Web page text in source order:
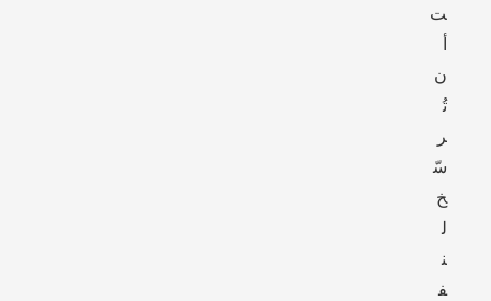
ت
ن
تُ
ر
سّ
خ
ل
ن
ف